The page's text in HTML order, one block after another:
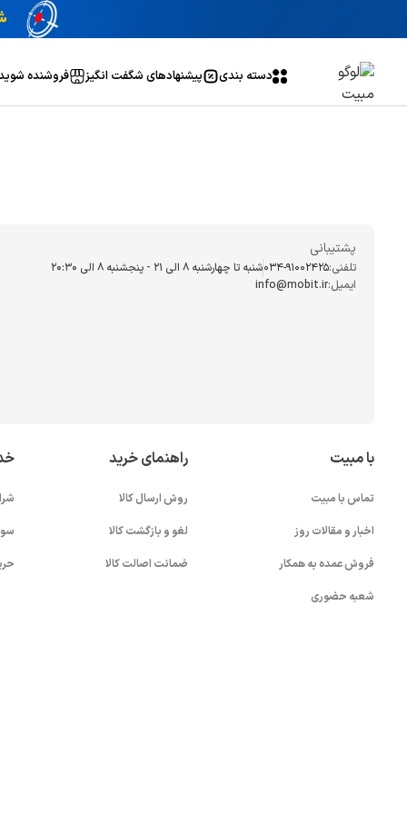
دسته بندی پیشنهاد‌های شگفت انگیز فروشنده
پشتیبانی
تلفنی:034-91002425شنبه تا چهارشنبه ۸ الی ۲۱ - پنجشنبه 8 الی ۲۰:۳۰
ایمیل:info@mobit.ir
با مبیت
تماس با مبیت
اخبار و مقالات روز
فروش عمده به همکار
شعبه حضوری
راهنمای خرید
روش ارسال کالا
لغو و بازگشت کالا
ضمانت اصالت کالا